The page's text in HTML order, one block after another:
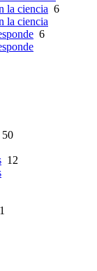
la ciencia 6
la ciencia
6
50
12